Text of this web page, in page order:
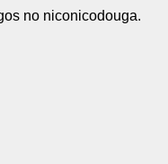
no niconicodouga.